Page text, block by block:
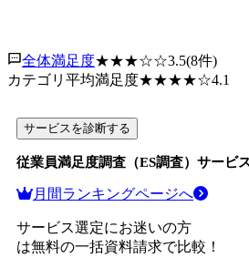
全体満足度★★★☆☆3.5(8件)
カテゴリ平均満足度★★★★☆4.1
サービスを診断する
従業員満足度調査（ES調査）サービ
月間ランキングページへ
サービス選定にお迷いの方
は無料の一括資料請求で比較！